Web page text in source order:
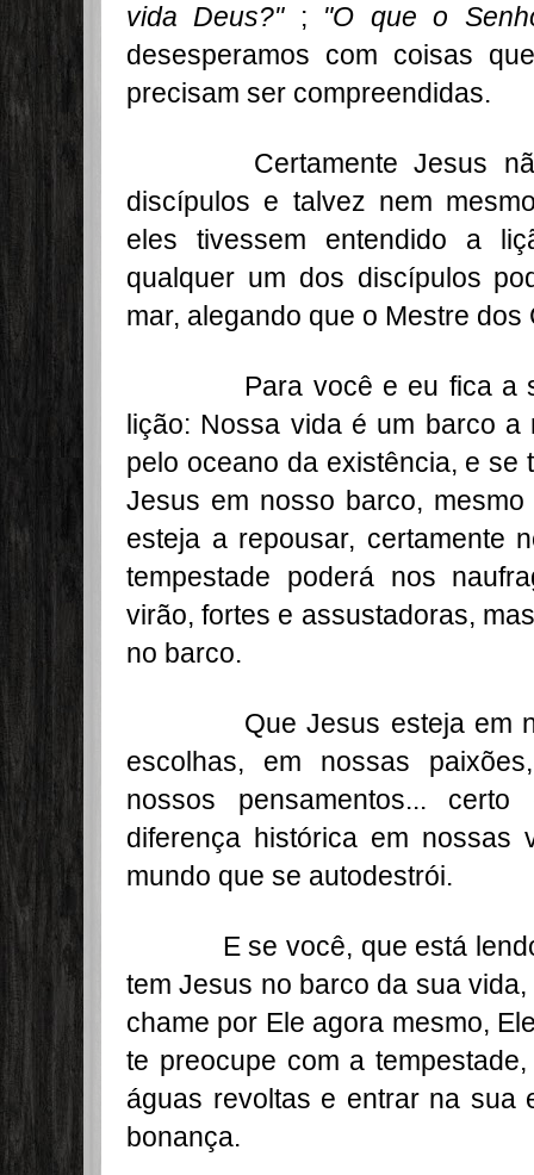
vida Deus?" ; "O que o
desesperamos com coisas
precisam ser compreendidas.
Certamente Jesus não
discípulos e talvez nem
eles tivessem entendido a
qualquer um dos discípulos
mar, alegando que o Mestre
Para você e eu fica a
lição: Nossa vida é um barco a
pelo oceano da existência, e se
Jesus em nosso barco, mesmo
esteja a repousar, certamente
tempestade poderá nos
virão, fortes e assustadoras,
no barco.
Que Jesus esteja em
escolhas, em nossas
nossos pensamentos...
diferença histórica em nossas
mundo que se autodestrói.
E se você, que está lendo
tem Jesus no barco da sua
chame por Ele agora mesmo,
te preocupe com a
águas revoltas e entrar na sua
bonança.